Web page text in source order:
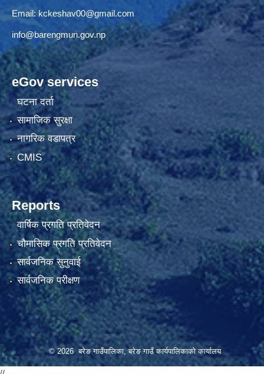
Email: kckeshav00@gmail.com
info@barengmun.gov.np
eGov services
घटना दर्ता
सामाजिक सुरक्षा
नागरिक वडापत्र
CMIS
Reports
वार्षिक प्रगति प्रतिवेदन
चौमासिक प्रगति प्रतिवेदन
सार्वजनिक सुनुवाई
सार्वजनिक परीक्षण
© 2026 बरेङ गाउँपालिका, बरेङ गाउँ कार्यपालिकाको कार्यालय